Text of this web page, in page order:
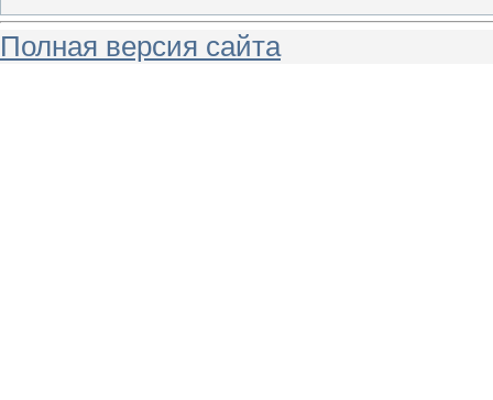
Полная версия сайта